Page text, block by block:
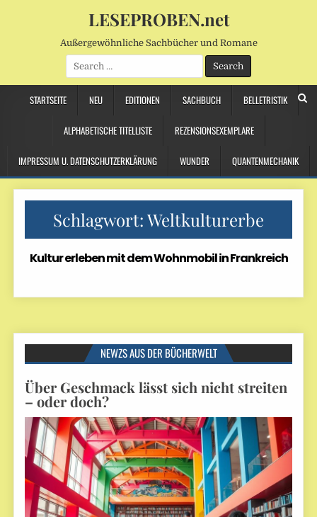
LESEPROBEN.net
Außergewöhnliche Sachbücher und Romane
Search
for:
STARTSEITE NEU EDITIONEN SACHBUCH BELLETRISTIK
ALPHABETISCHE TITELLISTE REZENSIONSEXEMPLARE
IMPRESSUM U. DATENSCHUTZERKLÄRUNG WUNDER QUANTENMECHANIK
Schlagwort:Weltkulturerbe
Kultur erleben mit dem Wohnmobil in Frankreich
NEWZS AUS DER BÜCHERWELT
Über Geschmack lässt sich nicht streiten
– oder doch?